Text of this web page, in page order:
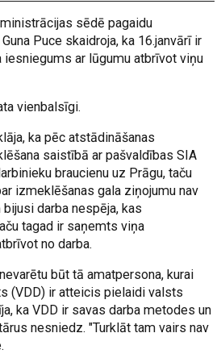
sēdē pagaidu
Puce skaidroja, ka 16.janvārī ir
ar lūgumu atbrīvot viņu
vienbalsīgi.
ka pēc atstādināšanas
saistībā ar pašvaldības SIA
braucienu uz Prāgu, taču
izmeklēšanas gala ziņojumu nav
darba nespēja, kas
tagad ir saņemts viņa
no darba.
būt tā amatpersona, kurai
(VDD) ir atteicis pielaidi valsts
ka VDD ir savas darba metodes un
nesniedz. "Turklāt tam vairs nav